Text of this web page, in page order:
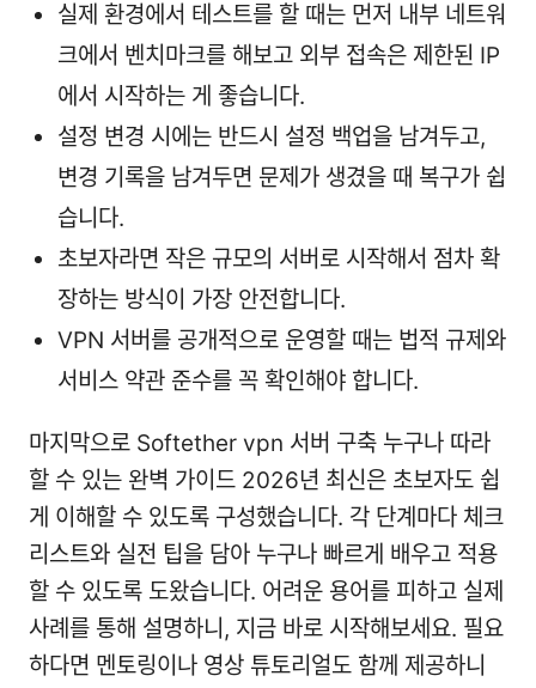
실제 환경에서 테스트를 할 때는 먼저 내부 네트워
크에서 벤치마크를 해보고 외부 접속은 제한된 IP
에서 시작하는 게 좋습니다.
설정 변경 시에는 반드시 설정 백업을 남겨두고,
변경 기록을 남겨두면 문제가 생겼을 때 복구가 쉽
습니다.
초보자라면 작은 규모의 서버로 시작해서 점차 확
장하는 방식이 가장 안전합니다.
VPN 서버를 공개적으로 운영할 때는 법적 규제와
서비스 약관 준수를 꼭 확인해야 합니다.
마지막으로 Softether vpn 서버 구축 누구나 따라
할 수 있는 완벽 가이드 2026년 최신은 초보자도 쉽
게 이해할 수 있도록 구성했습니다. 각 단계마다 체크
리스트와 실전 팁을 담아 누구나 빠르게 배우고 적용
할 수 있도록 도왔습니다. 어려운 용어를 피하고 실제
사례를 통해 설명하니, 지금 바로 시작해보세요. 필요
하다면 멘토링이나 영상 튜토리얼도 함께 제공하니